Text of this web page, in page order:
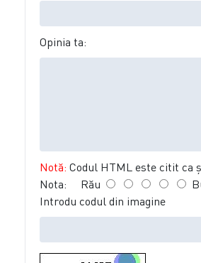
Opinia ta:
Notă: Codul HTML este citit ca
Nota: Rău
Introdu codul din imagine